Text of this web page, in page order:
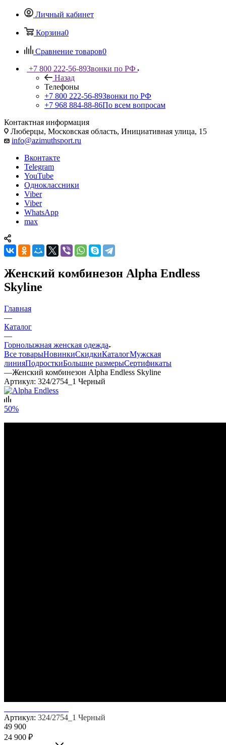
Личный кабинет
Корзина0
Сравнение товаров0
+7 800 222-56-89Звонки по РФ
Назад
Телефоны
+7 800 222-56-89Звонки по РФ
+7 968 884-88-86По всем вопросам
Контактная информация
Люберцы, Московская область, Инициативная улица, 15
info@azimuthsport.ru
Вконтакте
Telegram
YouTube
Одноклассники
Viber
Viber
WhatsApp
max
Женский комбинезон Alpha Endless
Skyline
Главная
—
Каталог
—
Горнолыжная женская одежда
Все товарыНовинкиСкидкиКаталогМужская
линияПодросткиБольшие размерыСертификаты
—Женский комбинезон Alpha Endless Skyline
Артикул: 324/2754_1 Черный
50%
Артикул: 324/2754_1 Черный
49 900
24 900 ₽